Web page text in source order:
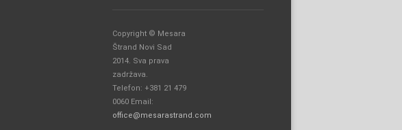
Copyright © Mesara
Štrand Novi Sad
2014. Sva prava
zadržava.
Telefon: +381 21 479
0060 Email:
office@mesarastrand.com